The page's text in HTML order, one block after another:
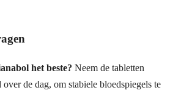
het beste? Neem de tabletten
de dag, om stabiele bloedspiegels te